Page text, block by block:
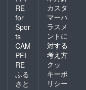
RE
for
Spor
ts
CAM
PFI
RE
ふる
さと
カスタ
マーハ
ラスメ
ントに
対する
考え方
クッ
キーポ
リシー